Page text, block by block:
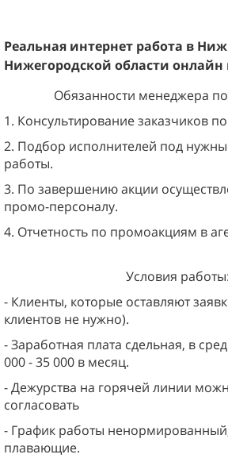
Реальная интернет работа в
Нижегородской области онлайн
Обязанности менеджера
1. Консультирование заказчиков
2. Подбор исполнителей под
работы.
3. По завершению акции
промо-персоналу.
4. Отчетность по промоакциям в
Условия работы:
- Клиенты, которые оставляют
клиентов не нужно).
- Заработная плата сдельная, в
000 - 35 000 в месяц.
- Дежурства на горячей линии
согласовать
- График работы
плавающие.